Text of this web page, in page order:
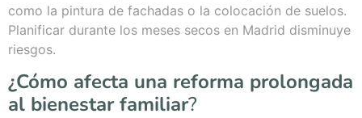
como la pintura de fachadas o la colocación de suelos.
Planificar durante los meses secos en Madrid disminuye
riesgos.
¿Cómo afecta una reforma prolongada
al bienestar familiar?